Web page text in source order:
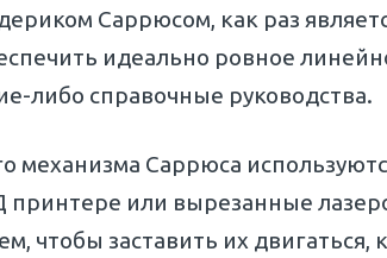
Саррюсом, как раз
идеально ровное
либо справочные руководства.
механизма Саррюса
или вырезанные
чтобы заставить их двигаться,